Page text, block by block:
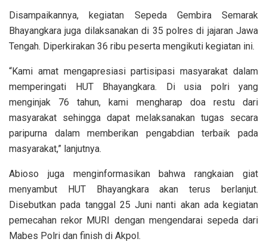
Disampaikannya, kegiatan Sepeda Gembira Semarak
Bhayangkara juga dilaksanakan di 35 polres di jajaran Jawa
Tengah. Diperkirakan 36 ribu peserta mengikuti kegiatan ini.
“Kami amat mengapresiasi partisipasi masyarakat dalam
memperingati HUT Bhayangkara. Di usia polri yang
menginjak 76 tahun, kami mengharap doa restu dari
masyarakat sehingga dapat melaksanakan tugas secara
paripurna dalam memberikan pengabdian terbaik pada
masyarakat,” lanjutnya.
Abioso juga menginformasikan bahwa rangkaian giat
menyambut HUT Bhayangkara akan terus berlanjut.
Disebutkan pada tanggal 25 Juni nanti akan ada kegiatan
pemecahan rekor MURI dengan mengendarai sepeda dari
Mabes Polri dan finish di Akpol.